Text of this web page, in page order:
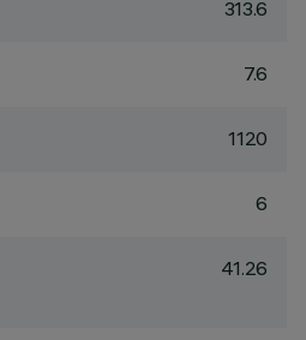
313.6
7.6
1120
6
41.26